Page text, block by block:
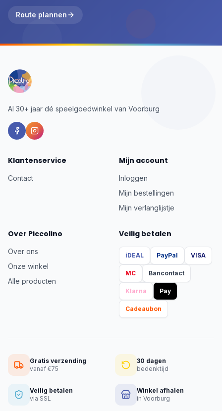
Route plannen
Al 30+ jaar dé speelgoedwinkel van Voorburg
Klantenservice
Contact
Mijn account
Inloggen
Mijn bestellingen
Mijn verlanglijstje
Over Piccolino
Over ons
Onze winkel
Alle producten
Veilig betalen
iDEAL PayPal VISA
MC Bancontact
Klarna Pay
Cadeaubon
Gratis verzending
vanaf €75
30 dagen
bedenktijd
Veilig betalen
via SSL
Winkel afhalen
in Voorburg